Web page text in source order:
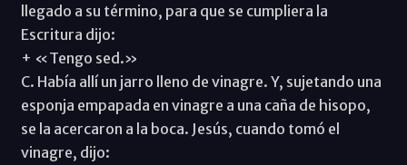
llegado a su término, para que se cumpliera la
Escritura dijo:
+ «Tengo sed.»
C. Había allí un jarro lleno de vinagre. Y, sujetando una
esponja empapada en vinagre a una caña de hisopo,
se la acercaron a la boca. Jesús, cuando tomó el
vinagre, dijo: